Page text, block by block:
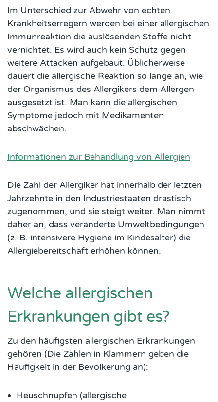
Im Unterschied zur Abwehr von echten
Krankheitserregern werden bei einer allergischen
Immunreaktion die auslösenden Stoffe nicht
vernichtet. Es wird auch kein Schutz gegen
weitere Attacken aufgebaut. Üblicherweise
dauert die allergische Reaktion so lange an, wie
der Organismus des Allergikers dem Allergen
ausgesetzt ist. Man kann die allergischen
Symptome jedoch mit Medikamenten
abschwächen.
Informationen zur Behandlung von Allergien
Die Zahl der Allergiker hat innerhalb der letzten
Jahrzehnte in den Industriestaaten drastisch
zugenommen, und sie steigt weiter. Man nimmt
daher an, dass veränderte Umweltbedingungen
(z. B. intensivere Hygiene im Kindesalter) die
Allergiebereitschaft erhöhen können.
Welche allergischen
Erkrankungen gibt es?
Zu den häufigsten allergischen Erkrankungen
gehören (Die Zahlen in Klammern geben die
Häufigkeit in der Bevölkerung an):
Heuschnupfen (allergische